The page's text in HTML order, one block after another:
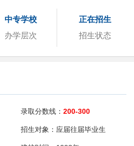
中专学校
办学层次
正在招生
招生状态
录取分数线： 200-300
招生对象： 应届往届毕业生